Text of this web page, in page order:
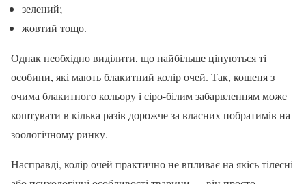
зелений;
жовтий тощо.
Однак необхідно виділити, що найбільше цінуються ті
особини, які мають блакитний колір очей. Так, кошеня з
очима блакитного кольору і сіро-білим забарвленням може
коштувати в кілька разів дорожче за власних побратимів на
зоологічному ринку.
Насправді, колір очей практично не впливає на якісь тілесні